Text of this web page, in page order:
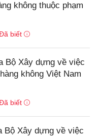
không thuộc phạm
biết
Bộ Xây dựng về việc
không Việt Nam
biết
Bộ Xây dựng về việc